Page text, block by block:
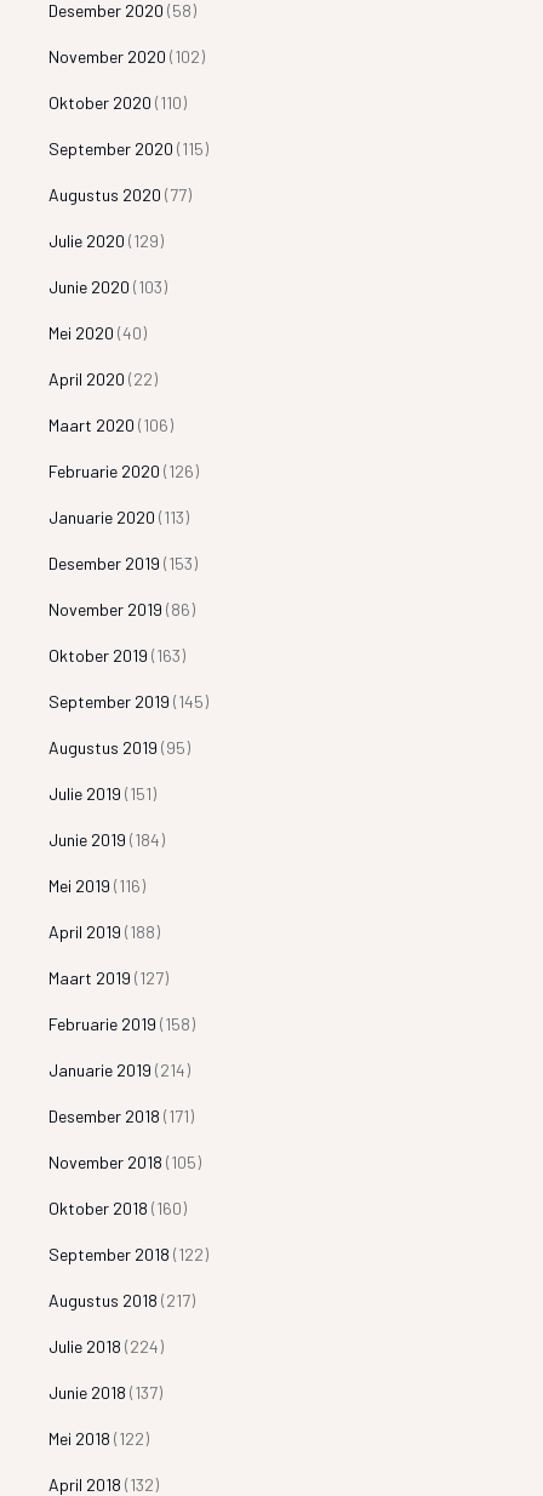
Desember 2020 (58)
November 2020 (102)
Oktober 2020 (110)
September 2020 (115)
Augustus 2020 (77)
Julie 2020 (129)
Junie 2020 (103)
Mei 2020 (40)
April 2020 (22)
Maart 2020 (106)
Februarie 2020 (126)
Januarie 2020 (113)
Desember 2019 (153)
November 2019 (86)
Oktober 2019 (163)
September 2019 (145)
Augustus 2019 (95)
Julie 2019 (151)
Junie 2019 (184)
Mei 2019 (116)
April 2019 (188)
Maart 2019 (127)
Februarie 2019 (158)
Januarie 2019 (214)
Desember 2018 (171)
November 2018 (105)
Oktober 2018 (160)
September 2018 (122)
Augustus 2018 (217)
Julie 2018 (224)
Junie 2018 (137)
Mei 2018 (122)
April 2018 (132)